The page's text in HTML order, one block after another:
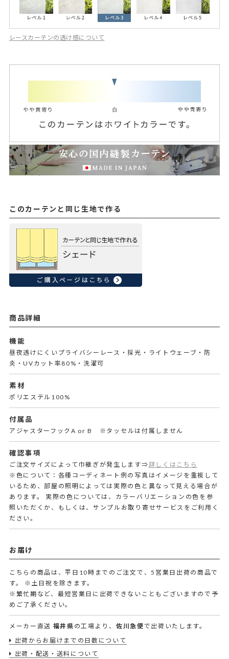
レースカーテンの透け感について
このカーテンと同じ生地で作る
商品詳細
機能
昼夜透けにくいプライバシーレース・採光・ライトウェーブ・防
炎・UVカット率80%・洗濯可
素材
ポリエステル100%
付属品
アジャスターフックA or B ※タッセルは付属しません
確認事項
ご注文サイズによって巾継ぎが発生します⇒詳しくはこちら
※色について：各種コーディネート例の写真はイメージを重視して
いるため、部屋の照明によっては実際の色と異なって見える場合が
あります。 実際の色については、カラーバリエーションの色を参
照いただくか、もしくは、サンプルお取り寄せサービスをご利用く
ださい。
お届け
こちらの商品は、平日10時までのご注文で、5営業日出荷の商品で
す。
※土日祝を除きます。
※繁忙期など、最短営業日に出荷できないこともございますので予
めご了承ください。
メーカー直送 福井県 の工場より、 佐川急便で出荷いたします。
出荷からお届けまでの日数について
出荷・配送・送料について